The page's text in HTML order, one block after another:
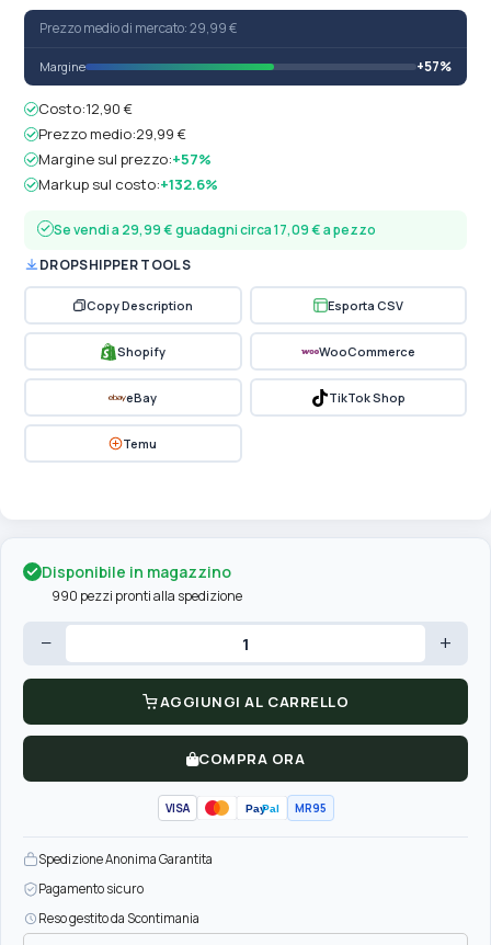
Prezzo medio di mercato: 29,99 €
Margine +57%
Costo:12,90 €
Prezzo medio:29,99 €
Margine sul prezzo:+57%
Markup sul costo:+132.6%
Se vendi a 29,99 € guadagni circa 17,09 € a pezzo
DROPSHIPPER TOOLS
Copy Description Esporta CSV
Shopify WooCommerce
eBay TikTok Shop
Temu
Disponibile in magazzino
990 pezzi pronti alla spedizione
− +
AGGIUNGI AL CARRELLO
COMPRA ORA
VISA PayPal MR95
Spedizione Anonima Garantita
Pagamento sicuro
Reso gestito da Scontimania